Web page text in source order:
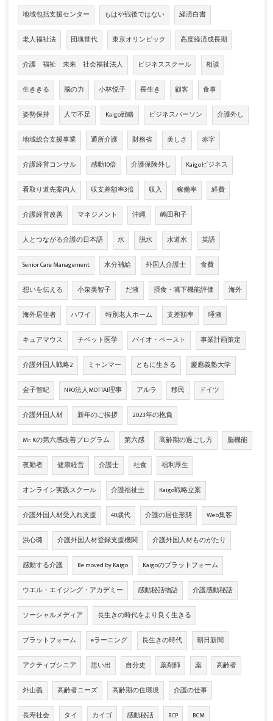
地域包括支援センター もはや戦後ではない 経済白書
老人福祉法 団塊世代 東京オリンピック 高度経済成長期
介護 福祉 未来 社会福祉法人 ビジネススクール 相談
生ききる 脳の力 小林悦子 長生き 顧客 食事
姿勢保持 人で不足 Kaigo戦略 ビジネスパーソン 介護外し
地域総合支援事業 通所介護 財務省 美しさ 赤字
介護経営コンサル 感動10倍 介護保険外し Kaigoビジネス
看取り道先案内人 収支差額率3倍 収入 稼働率 経費
介護経営改善 マネジメント 沖縄 嶋田和子
人とつながる介護の日本語 水 脱水 水道水 英語
Senior Care Management 水分補給 外国人介護士 食費
想いを伝える 小泉美智子 だ液 摂食・嚥下機能評価 海外
海外居住者 ハワイ 特別老人ホーム 支差額率 唾液
キュアマウス チベット医学 バイオ・ペースト 事業計画策定
介護外国人戦略2 ミャンマー ともに生きる 慶應義塾大学
金子智紀 NPO法人MOTTAI理事 アルラ 移民 ドイツ
介護外国人材 新年のご挨拶 2023年の抱負
Mr. Kの第六感改善プログラム 第六感 高齢期の過ごし方 脳機能
夜勤者 健康経営 介護士 社食 福利厚生
オンライン実践スクール 介護福祉士 Kaigo戦略立案
介護外国人材受入れ支援 40歳代 介護の居住形態 Web集客
洪心璐 介護外国人材登録支援機関 介護外国人材ものがたり
感動する介護 Be moved by Kaigo Kaigoのプラットフォーム
ウエル・エイジング・アカデミー 感動秘話物語 介護感動秘話
ソーシャルメディア 長生きの時代をより良く生きる
プラットフォーム eラーニング 長生きの時代 朝日新聞
アクティブシニア 思い出 自分史 薬剤師 薬 高齢者
外山義 高齢者ニーズ 高齢期の住環境 介護の仕事
長寿社会 タイ カイゴ 感動秘話 BCP BCM